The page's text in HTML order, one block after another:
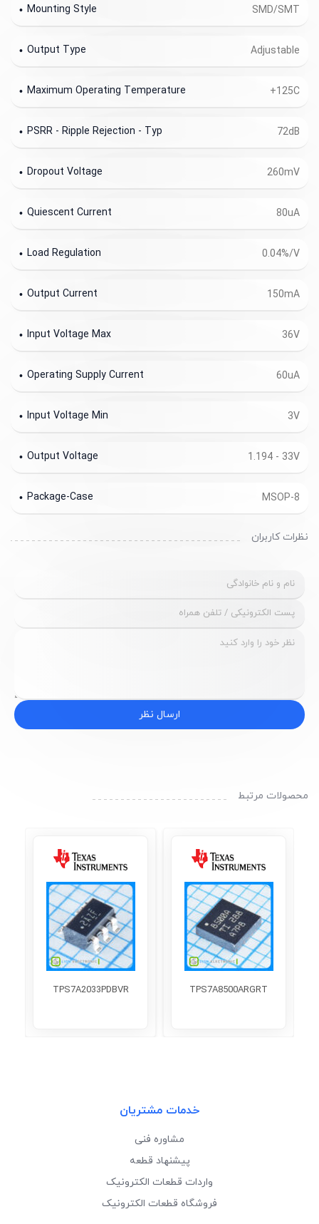
SMD/SMT
Mounting Style
Adjustable
Output Type
+125C
Maximum Operating Temperature
72dB
PSRR - Ripple Rejection - Typ
260mV
Dropout Voltage
80uA
Quiescent Current
0.04%/V
Load Regulation
150mA
Output Current
36V
Input Voltage Max
60uA
Operating Supply Current
3V
Input Voltage Min
1.194 - 33V
Output Voltage
MSOP-8
Package-Case
نظرات کاربران
ارسال نظر
محصولات مرتبط
TPS7A8500ARGRT
TPS7A2033PDBVR
خدمات مشتریان
مشاوره فنی
پیشنهاد قطعه
واردات قطعات الکترونیک
فروشگاه قطعات الکترونیک